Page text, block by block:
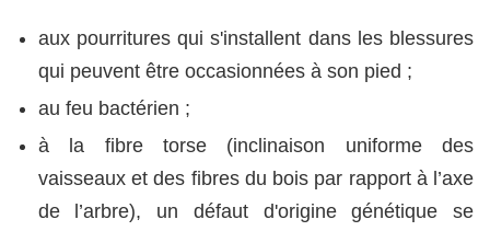
aux pourritures qui s'installent dans les blessures
qui peuvent être occasionnées à son pied ;
au feu bactérien ;
à la fibre torse (inclinaison uniforme des
vaisseaux et des fibres du bois par rapport à l’axe
de l’arbre), un défaut d'origine génétique se